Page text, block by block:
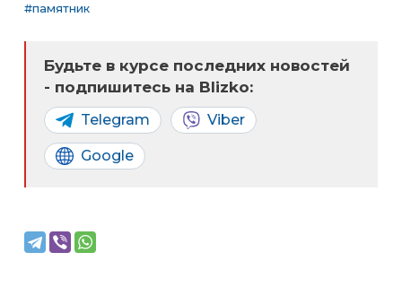
#памятник
Будьте в курсе последних новостей
- подпишитесь на Blizko:
Telegram Viber
Google